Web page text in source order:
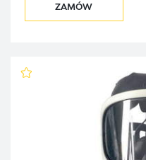
ZAMÓW